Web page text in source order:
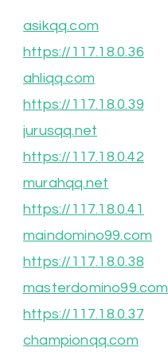
asikqq.com
https://117.18.0.36
ahliqq.com
https://117.18.0.39
jurusqq.net
https://117.18.0.42
murahqq.net
https://117.18.0.41
maindomino99.com
https://117.18.0.38
masterdomino99.com
https://117.18.0.37
championqq.com